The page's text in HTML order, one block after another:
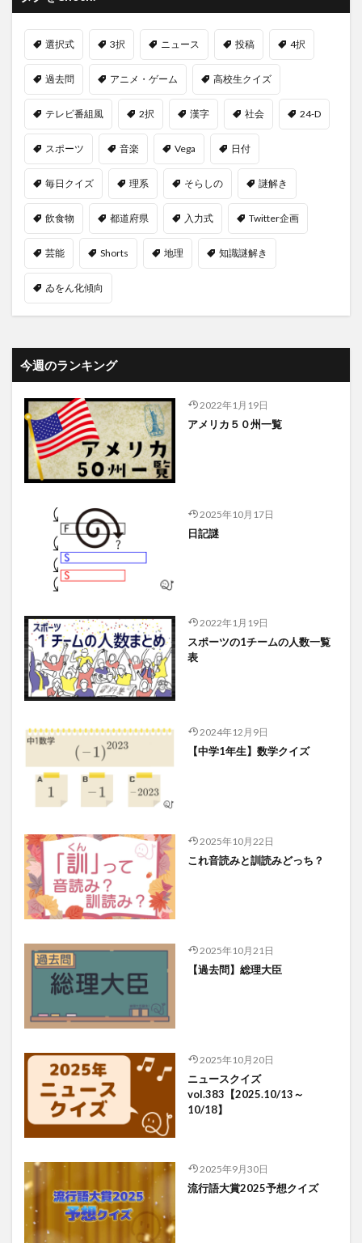
選択式 3択 ニュース 投稿 4択
過去問 アニメ・ゲーム 高校生クイズ
テレビ番組風 2択 漢字 社会 24-D
スポーツ 音楽 Vega 日付
毎日クイズ 理系 そらしの 謎解き
飲食物 都道府県 入力式 Twitter企画
芸能 Shorts 地理 知識謎解き
ゐをん化傾向
今週のランキング
2022年1月19日
アメリカ５０州一覧
2025年10月17日
日記謎
2022年1月19日
スポーツの1チームの人数一覧
表
2024年12月9日
【中学1年生】数学クイズ
2025年10月22日
これ音読みと訓読みどっち？
2025年10月21日
【過去問】総理大臣
2025年10月20日
ニュースクイズ
vol.383【2025.10/13～
10/18】
2025年9月30日
流行語大賞2025予想クイズ